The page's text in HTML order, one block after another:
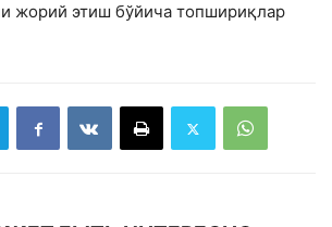
жорий этиш бўйича топшириқлар